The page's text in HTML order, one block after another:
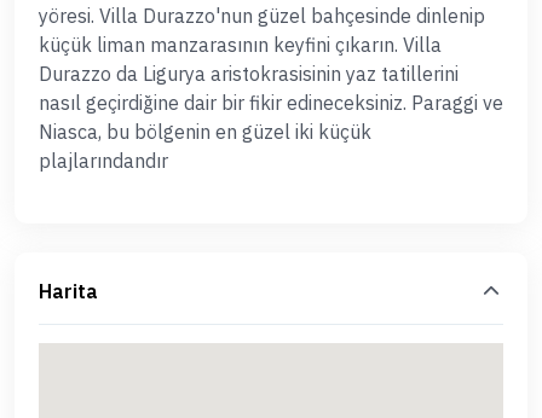
yöresi. Villa Durazzo'nun güzel bahçesinde dinlenip
küçük liman manzarasının keyfini çıkarın. Villa
Durazzo da Ligurya aristokrasisinin yaz tatillerini
nasıl geçirdiğine dair bir fikir edineceksiniz. Paraggi ve
Niasca, bu bölgenin en güzel iki küçük
plajlarındandır
Harita